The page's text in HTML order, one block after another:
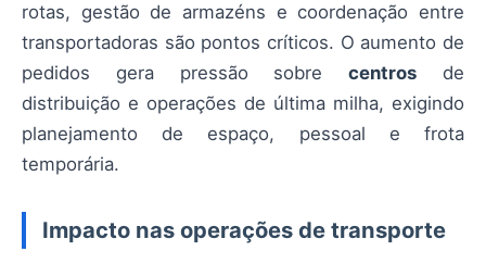
rotas, gestão de armazéns e coordenação entre
transportadoras são pontos críticos. O aumento de
pedidos gera pressão sobrecentros de
distribuição e operações de última milha, exigindo
planejamento de espaço, pessoal e frota
temporária.
Impacto nas operações de transporte